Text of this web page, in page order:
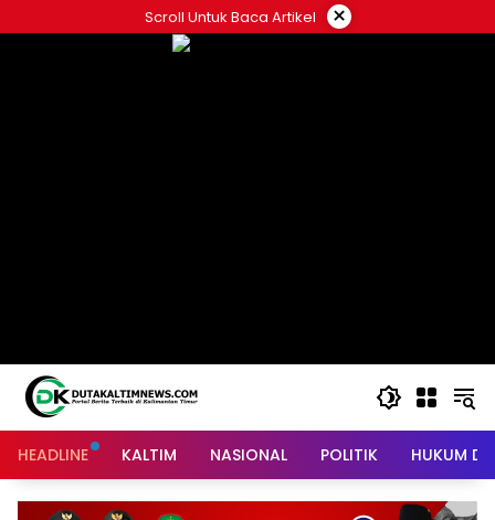
to
Scroll Untuk Baca Artikel ×
HEADLINE KALTIM NASIONAL POLITIK HUKUM